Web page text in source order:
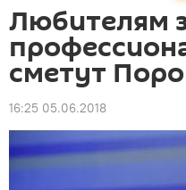
Любителям
сметут
16:25 05.06.2018